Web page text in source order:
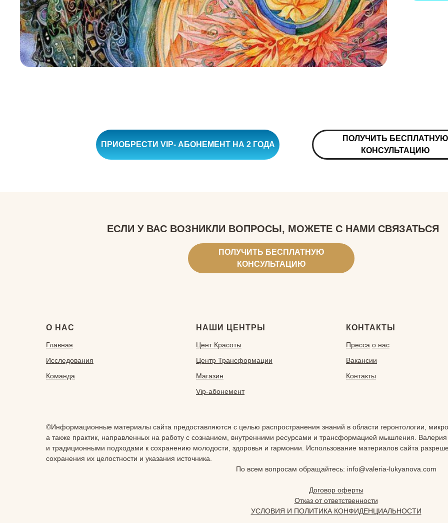
ПОЛУЧИТЬ БЕСПЛАТНУЮ
КОНСУЛЬТАЦИЮ
ПРИОБРЕСТИ VIP- АБОНЕМЕНТ НА 2 ГОДА
ЕСЛИ У ВАС ВОЗНИКЛИ ВОПРОСЫ, МОЖЕТЕ С НАМИ СВЯЗАТЬСЯ
ПОЛУЧИТЬ БЕСПЛАТНУЮ
КОНСУЛЬТАЦИЮ
О НАС
Главная
Исследования
Команда
НАШИ ЦЕНТРЫ
Цент Красоты
Центр Трансформации
Магазин
Vip-aбонемент
КОНТАКТЫ
Пресса о нас
Вакансии
Контакты
©Информационные материалы сайта предоставляются с целью распространения знаний в области геронтологии,
а также практик, направленных на работу с сознанием, внутренними ресурсами и трансформацией мышления.
и традиционными подходами к сохранению молодости, здоровья и гармонии. Использование материалов сайта
сохранения их целостности и указания источника.
По всем вопросам обращайтесь: info@valeria-lukyanova.com
Договор оферты
Отказ от ответственности
УСЛОВИЯ И ПОЛИТИКА КОНФИДЕНЦИАЛЬНОСТИ